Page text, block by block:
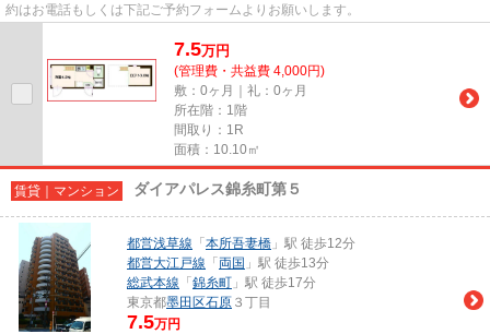
約はお電話もしくは下記ご予約フォームよりお願いします。
7.5万円
(管理費・共益費 4,000円)
敷：0ヶ月｜礼：0ヶ月
所在階：1階
間取り：1R
面積：10.10㎡
賃貸｜マンション ダイアパレス錦糸町第５
都営浅草線 「 本所吾妻橋 」駅 徒歩12分
都営大江戸線 「 両国 」駅 徒歩13分
総武本線 「 錦糸町 」駅 徒歩17分
東京都墨田区石原 ３丁目
7.5万円